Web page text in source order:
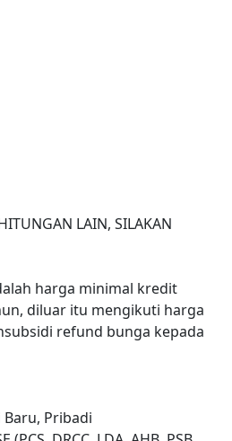
LAIN, SILAKAN
harga minimal kredit
diluar itu mengikuti harga
refund bunga kepada
Pribadi